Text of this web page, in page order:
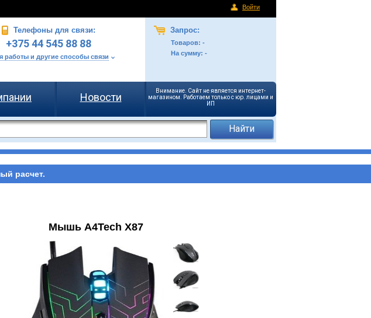
Войти
Телефоны для связи:
+375 44 545 88 88
работы и другие способы связи
Запрос:
Товаров: -
На сумму: -
Новости
Внимание. Сайт не является интернет-
магазином. Работаем только с юр. лицами и
ИП
расчет.
Мышь A4Tech X87